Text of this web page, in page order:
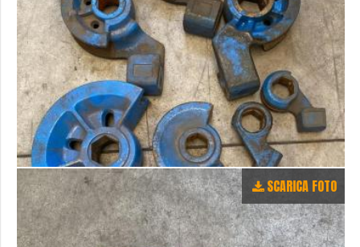
SCARICA FOTO